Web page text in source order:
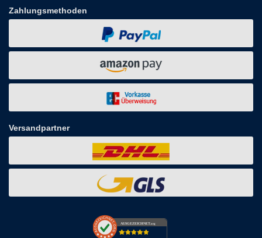
Zahlungsmethoden
Versandpartner
AUSGEZEICHNET.org